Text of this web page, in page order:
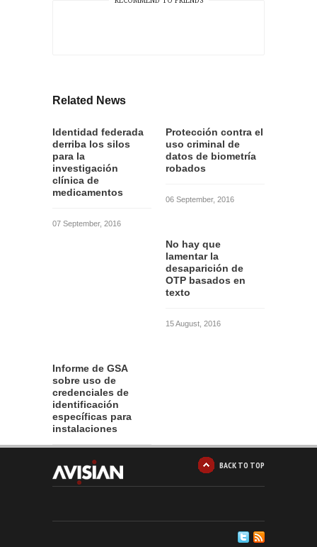
Related News
Identidad federada
derriba los silos
para la
investigación
clínica de
medicamentos
07 September, 2016
Protección contra el
uso criminal de
datos de biometría
robados
06 September, 2016
No hay que
lamentar la
desaparición de
OTP basados en
texto
15 August, 2016
Informe de GSA
sobre uso de
credenciales de
identificación
específicas para
instalaciones
12 August, 2016 BACK TO TOP